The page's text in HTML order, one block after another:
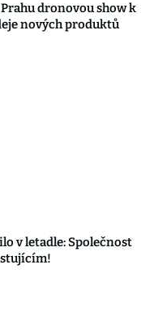
dronovou show k
nových produktů
v letadle: Společnost